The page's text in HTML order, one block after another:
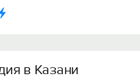
в Казани